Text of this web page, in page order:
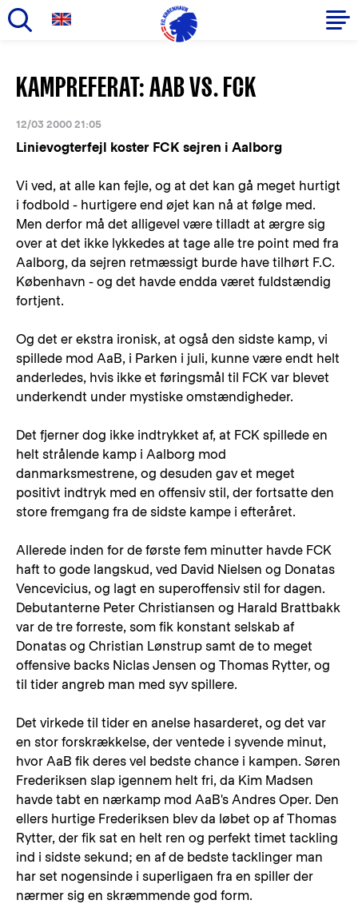
hovedindhold
Primær
navigation
KAMPREFERAT: AAB VS. FCK
12/03 2000 21:05
Linievogterfejl koster FCK sejren i Aalborg
Vi ved, at alle kan fejle, og at det kan gå meget hurtigt
i fodbold - hurtigere end øjet kan nå at følge med.
Men derfor må det alligevel være tilladt at ærgre sig
over at det ikke lykkedes at tage alle tre point med fra
Aalborg, da sejren retmæssigt burde have tilhørt F.C.
København - og det havde endda været fuldstændig
fortjent.
Og det er ekstra ironisk, at også den sidste kamp, vi
spillede mod AaB, i Parken i juli, kunne være endt helt
anderledes, hvis ikke et føringsmål til FCK var blevet
underkendt under mystiske omstændigheder.
Det fjerner dog ikke indtrykket af, at FCK spillede en
helt strålende kamp i Aalborg mod
danmarksmestrene, og desuden gav et meget
positivt indtryk med en offensiv stil, der fortsatte den
store fremgang fra de sidste kampe i efteråret.
Allerede inden for de første fem minutter havde FCK
haft to gode langskud, ved David Nielsen og Donatas
Vencevicius, og lagt en superoffensiv stil for dagen.
Debutanterne Peter Christiansen og Harald Brattbakk
var de tre forreste, som fik konstant selskab af
Donatas og Christian Lønstrup samt de to meget
offensive backs Niclas Jensen og Thomas Rytter, og
til tider angreb man med syv spillere.
Det virkede til tider en anelse hasarderet, og det var
en stor forskrækkelse, der ventede i syvende minut,
hvor AaB fik deres vel bedste chance i kampen. Søren
Frederiksen slap igennem helt fri, da Kim Madsen
havde tabt en nærkamp mod AaB's Andres Oper. Den
ellers hurtige Frederiksen blev da løbet op af Thomas
Rytter, der fik sat en helt ren og perfekt timet tackling
ind i sidste sekund; en af de bedste tacklinger man
har set nogensinde i superligaen fra en spiller der
nærmer sig en skræmmende god form.